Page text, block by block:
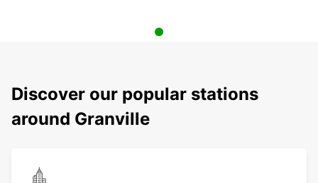
Discover our popular stations
around Granville